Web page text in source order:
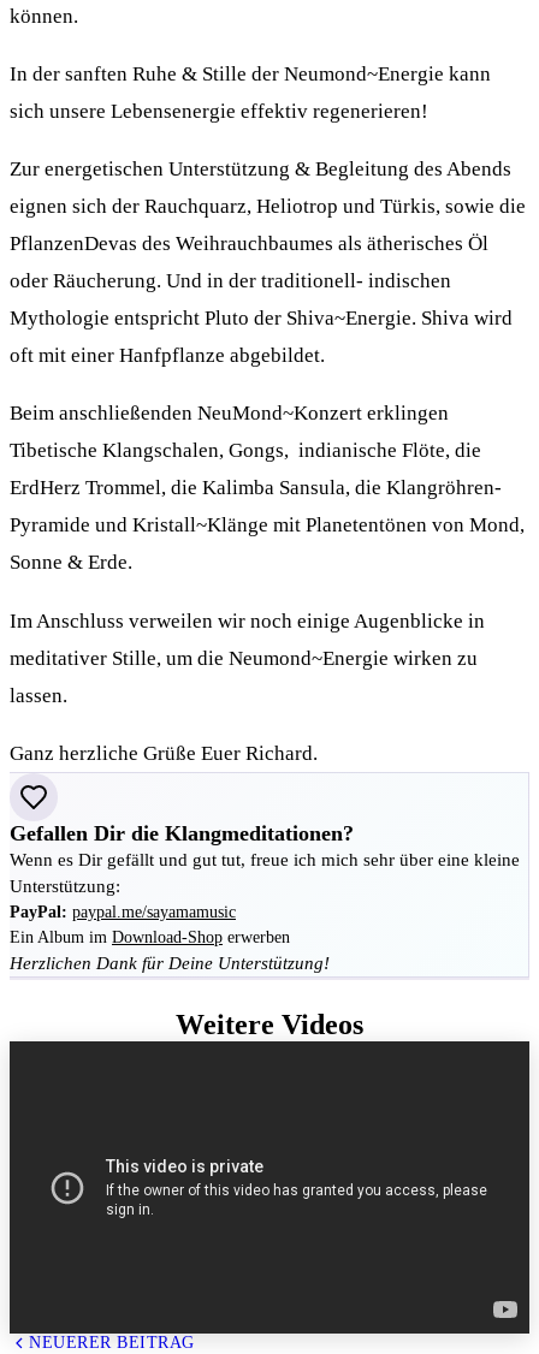
können.
In der sanften Ruhe & Stille der Neumond~Energie kann
sich unsere Lebensenergie effektiv regenerieren!
Zur energetischen Unterstützung & Begleitung des Abends
eignen sich der Rauchquarz, Heliotrop und Türkis, sowie die
PflanzenDevas des Weihrauchbaumes als ätherisches Öl
oder Räucherung. Und in der traditionell- indischen
Mythologie entspricht Pluto der Shiva~Energie. Shiva wird
oft mit einer Hanfpflanze abgebildet.
Beim anschließenden NeuMond~Konzert erklingen
Tibetische Klangschalen, Gongs, indianische Flöte, die
ErdHerz Trommel, die Kalimba Sansula, die Klangröhren-
Pyramide und Kristall~Klänge mit Planetentönen von Mond,
Sonne & Erde.
Im Anschluss verweilen wir noch einige Augenblicke in
meditativer Stille, um die Neumond~Energie wirken zu
lassen.
Ganz herzliche Grüße Euer Richard.
Gefallen Dir die Klangmeditationen?
Wenn es Dir gefällt und gut tut, freue ich mich sehr über eine kleine
Unterstützung:
PayPal: paypal.me/sayamamusic
Ein Album im Download-Shop erwerben
Herzlichen Dank für Deine Unterstützung!
Weitere Videos
NEUERER BEITRAG